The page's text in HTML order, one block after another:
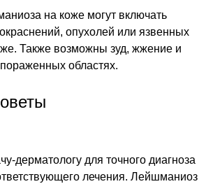
на коже могут включать
опухолей или язвенных
Также возможны зуд, жжение и
областях.
дерматологу для точного диагноза
лечения. Лейшманиоз